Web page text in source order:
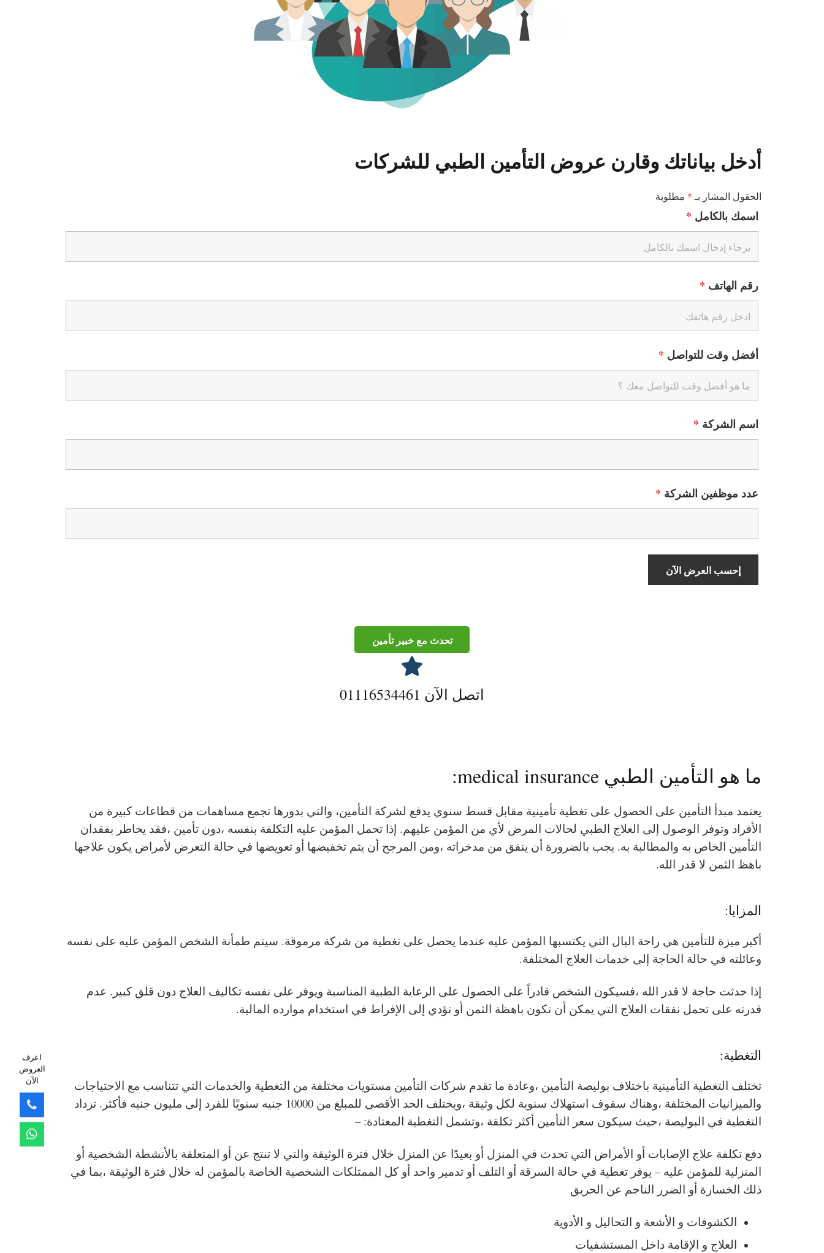
أدخل بياناتك وقارن عروض التأمين الطبي للشركات
الحقول المشار بـ * مطلوبة
اسمك بالكامل *
رقم الهاتف *
أفضل وقت للتواصل *
اسم الشركة *
عدد موظفين الشركة *
تحدث مع خبير تأمين
اتصل الآن 01116534461
ما هو التأمين الطبي medical insurance:
يعتمد مبدأ التأمين على الحصول على تغطية تأمينية مقابل قسط سنوي يدفع لشركة التأمين، والتي بدورها تجمع مساهمات من قطاعات كبيرة من
الأفراد وتوفر الوصول إلى العلاج الطبي لحالات المرض لأي من المؤمن عليهم. إذا تحمل المؤمن عليه التكلفة بنفسه ،دون تأمين ،فقد يخاطر بفقدان
التأمين الخاص به والمطالبة به. يجب بالضرورة أن ينفق من مدخراته ،ومن المرجح أن يتم تخفيضها أو تعويضها في حالة التعرض لأمراض يكون علاجها
باهظ الثمن لا قدر الله.
المزايا:
أكبر ميزة للتأمين هي راحة البال التي يكتسبها المؤمن عليه عندما يحصل على تغطية من شركة مرموقة. سيتم طمأنة الشخص المؤمن عليه على نفسه
وعائلته في حالة الحاجة إلى خدمات العلاج المختلفة.
إذا حدثت حاجة لا قدر الله ،فسيكون الشخص قادراً على الحصول على الرعاية الطبية المناسبة ويوفر على نفسه تكاليف العلاج دون قلق كبير. عدم
قدرته على تحمل نفقات العلاج التي يمكن أن تكون باهظة الثمن أو تؤدي إلى الإفراط في استخدام موارده المالية.
التغطية:
تختلف التغطية التأمينية باختلاف بوليصة التأمين ،وعادة ما تقدم شركات التأمين مستويات مختلفة من التغطية والخدمات التي تتناسب مع الاحتياجات
والميزانيات المختلفة ،وهناك سقوف استهلاك سنوية لكل وثيقة ،ويختلف الحد الأقصى للمبلغ من 10000 جنيه سنويًا للفرد إلى مليون جنيه فأكثر. تزداد
التغطية في البوليصة ،حيث سيكون سعر التأمين أكثر تكلفة ،وتشمل التغطية المعتادة: –
دفع تكلفة علاج الإصابات أو الأمراض التي تحدث في المنزل أو بعيدًا عن المنزل خلال فترة الوثيقة والتي لا تنتج عن أو المتعلقة بالأنشطة الشخصية أو
المنزلية للمؤمن عليه – يوفر تغطية في حالة السرقة أو التلف أو تدمير واحد أو كل الممتلكات الشخصية الخاصة بالمؤمن له خلال فترة الوثيقة ،بما في
ذلك الخسارة أو الضرر الناجم عن الحريق
الكشوفات و الأشعة و التحاليل و الأدوية
العلاج و الإقامة داخل المستشفيات
اعرف
العروض
الآن